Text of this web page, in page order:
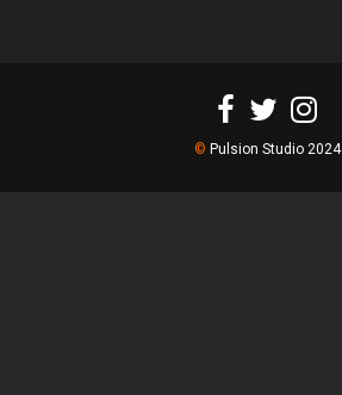
© Pulsion Studio 2024